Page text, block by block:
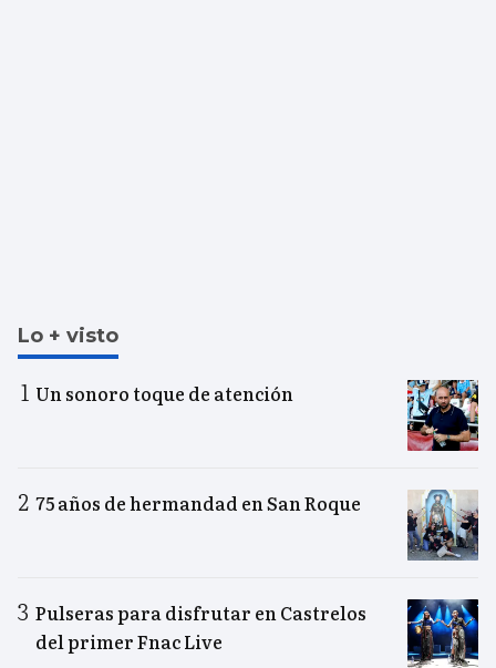
Lo + visto
Un sonoro toque de atención
75 años de hermandad en San Roque
Pulseras para disfrutar en Castrelos
del primer Fnac Live